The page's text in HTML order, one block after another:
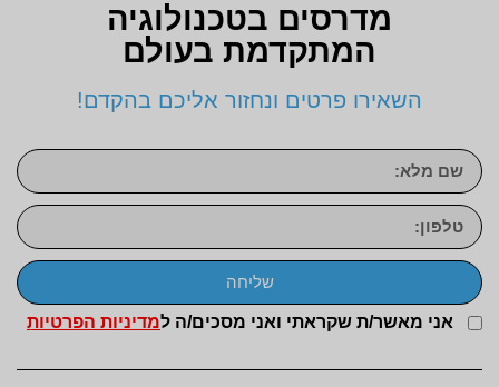
מדרסים בטכנולוגיה
המתקדמת בעולם
השאירו פרטים ונחזור אליכם בהקדם!
אני מאשר/ת שקראתי ואני מסכים/ה למדיניות הפרטיות
שליחה